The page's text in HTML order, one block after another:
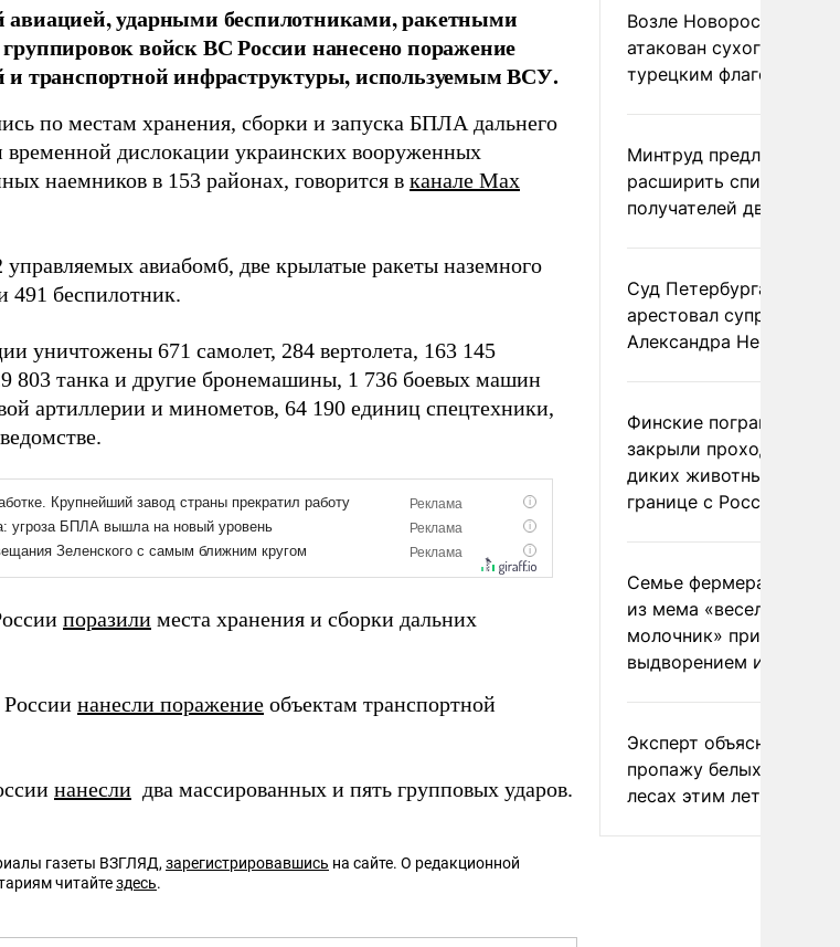
авиацией, ударными беспилотниками, ракетными
войск ВС России нанесено поражение
и транспортной инфраструктуры, используемым ВСУ.
по местам хранения, сборки и запуска БПЛА дальнего
временной дислокации украинских вооруженных
наемников в 153 районах, говорится в канале Max
авиабомб, две крылатые ракеты наземного
491 беспилотник.
уничтожены 671 самолет, 284 вертолета, 163 145
803 танка и другие бронемашины, 1 736 боевых машин
артиллерии и минометов, 64 190 единиц спецтехники,
поразили места хранения и сборки дальних
нанесли поражение объектам транспортной
нанесли два массированных и пять групповых ударов.
газеты ВЗГЛЯД, зарегистрировавшись на сайте. О редакционной
читайтездесь.
Возле Новороссийска
атакован сухогруз под
турецким флагом
Минтруд предложил
расширить список
получателей двух
Суд Петербурга заочно
арестовал супругу
Александра Невзорова
Финские пограничники
закрыли проходы для
диких животных на
границе с Россией
Семье фермера
из мема «веселый
молочник» пригрозили
выдворением из
Эксперт объяснил
пропажу белых грибов
лесах этим летом